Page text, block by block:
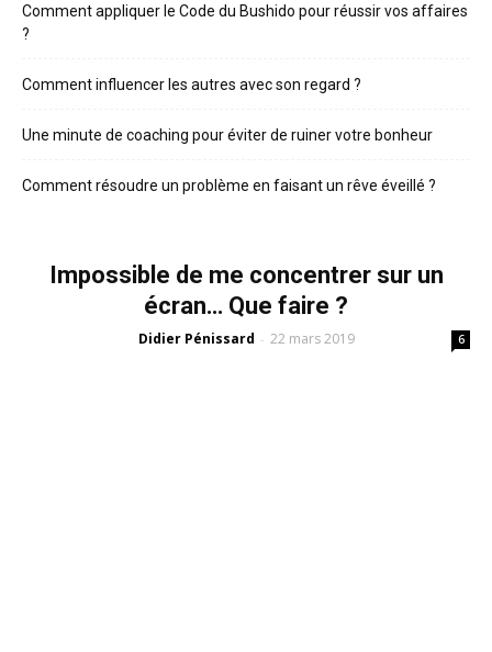
Comment appliquer le Code du Bushido pour réussir vos affaires
?
Comment influencer les autres avec son regard ?
Une minute de coaching pour éviter de ruiner votre bonheur
Comment résoudre un problème en faisant un rêve éveillé ?
Impossible de me concentrer sur un
écran… Que faire ?
Didier Pénissard - 22 mars 2019 6